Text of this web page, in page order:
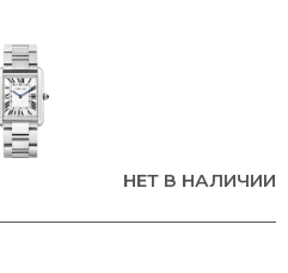
НЕТ В НАЛИЧИИ